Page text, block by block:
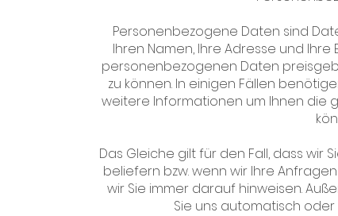
Personenbezogene Daten sind
Ihren Namen, Ihre Adresse und Ihre
personenbezogenen Daten
zu können. In einigen Fällen
weitere Informationen um Ihnen die
Das Gleiche gilt für den Fall, dass wir
beliefern bzw. wenn wir Ihre
wir Sie immer darauf hinweisen.
Sie uns automatisch